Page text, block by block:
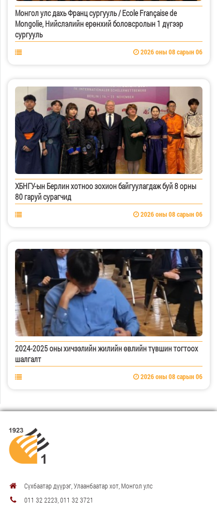
Монгол улс дахь Франц сургууль / Ecole Française de
Mongolie, Нийслэлийн ерөнхий боловсролын 1 дүгээр
сургууль
2026 оны 08 сарын 06
ХБНГУ-ын Берлин хотноо зохион байгуулагдаж буй 8 орны
80 гаруй сурагчид
2026 оны 08 сарын 06
2024-2025 оны хичээлийн жилийн өвлийн түвшин тогтоох
шалгалт
2026 оны 08 сарын 06
Сүхбаатар дүүрэг, Улаанбаатар хот, Монгол улс
011 32 2223, 011 32 3721